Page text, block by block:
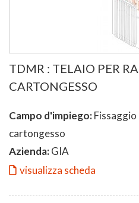
TDMR : TELAIO PER
CARTONGESSO
Campo d'impiego:
cartongesso
Azienda:GIA
visualizza scheda